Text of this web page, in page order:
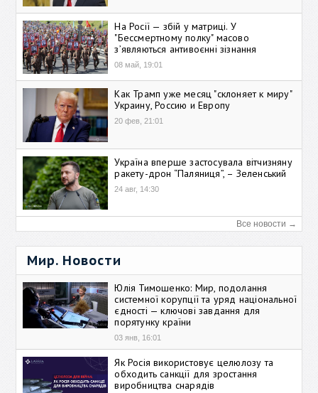
На Росії — збій у матриці. У
"Бессмертному полку" масово
зʼявляються антивоєнні зізнання
08 май, 19:01
Как Трамп уже месяц "склоняет к миру"
Украину, Россию и Европу
20 фев, 21:01
Україна вперше застосувала вітчизняну
ракету-дрон “Паляниця”, – Зеленський
24 авг, 14:30
Все новости →
Мир. Новости
Юлія Тимошенко: Мир, подолання
системної корупції та уряд національної
єдності — ключові завдання для
порятунку країни
03 янв, 16:01
Як Росія використовує целюлозу та
обходить санкції для зростання
виробництва снарядів